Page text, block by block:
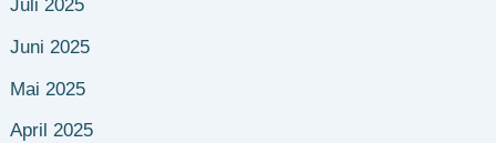
Juli 2025
Juni 2025
Mai 2025
April 2025